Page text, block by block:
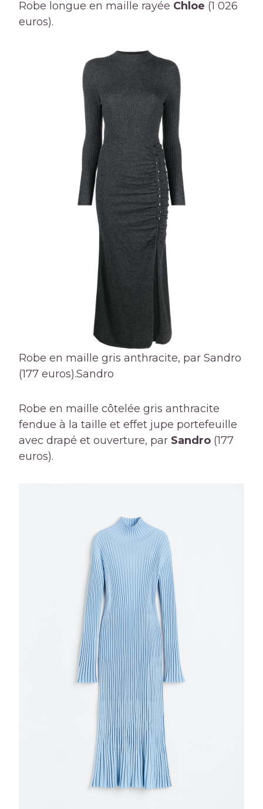
Robe longue en maille rayée Chloe (1 026
euros).
Robe en maille gris anthracite, par Sandro
(177 euros).Sandro
Robe en maille côtelée gris anthracite
fendue à la taille et effet jupe portefeuille
avec drapé et ouverture, par Sandro (177
euros).